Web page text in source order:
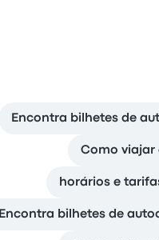
Encontra bilhetes de
Como viajar
horários e
Encontra bilhetes de